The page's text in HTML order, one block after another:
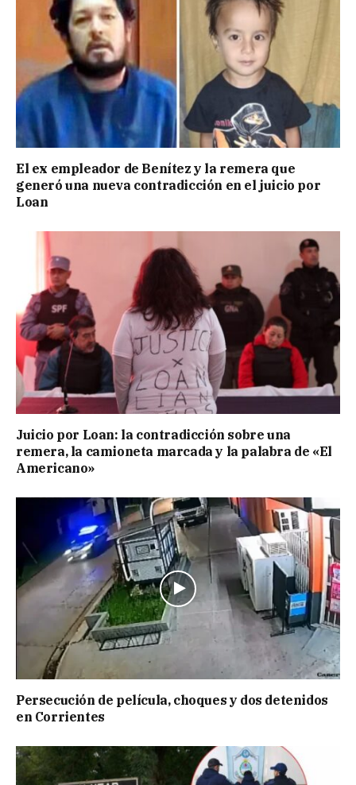
El ex empleador de Benítez y la remera que
generó una nueva contradicción en el juicio por
Loan
Juicio por Loan: la contradicción sobre una
remera, la camioneta marcada y la palabra de «El
Americano»
Persecución de película, choques y dos detenidos
en Corrientes